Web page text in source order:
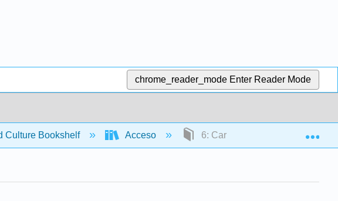
chrome_reader_mode Enter Reader Mode
Culture Bookshelf Acceso 6: Caribe continental